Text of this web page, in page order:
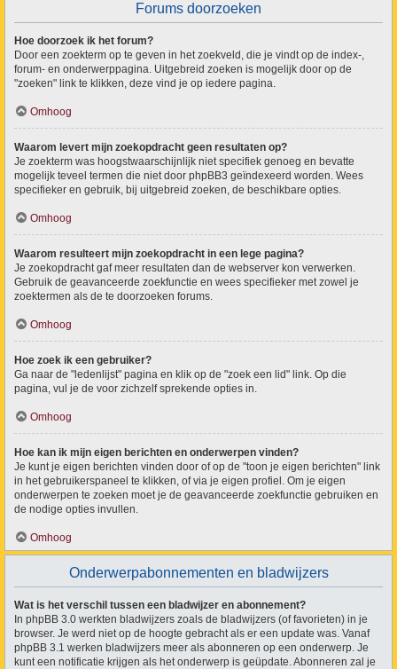
Forums doorzoeken
Hoe doorzoek ik het forum?
Door een zoekterm op te geven in het zoekveld, die je vindt op de index-,
forum- en onderwerppagina. Uitgebreid zoeken is mogelijk door op de
"zoeken" link te klikken, deze vind je op iedere pagina.
Omhoog
Waarom levert mijn zoekopdracht geen resultaten op?
Je zoekterm was hoogstwaarschijnlijk niet specifiek genoeg en bevatte
mogelijk teveel termen die niet door phpBB3 geïndexeerd worden. Wees
specifieker en gebruik, bij uitgebreid zoeken, de beschikbare opties.
Omhoog
Waarom resulteert mijn zoekopdracht in een lege pagina?
Je zoekopdracht gaf meer resultaten dan de webserver kon verwerken.
Gebruik de geavanceerde zoekfunctie en wees specifieker met zowel je
zoektermen als de te doorzoeken forums.
Omhoog
Hoe zoek ik een gebruiker?
Ga naar de "ledenlijst" pagina en klik op de "zoek een lid" link. Op die
pagina, vul je de voor zichzelf sprekende opties in.
Omhoog
Hoe kan ik mijn eigen berichten en onderwerpen vinden?
Je kunt je eigen berichten vinden door of op de "toon je eigen berichten" link
in het gebruikerspaneel te klikken, of via je eigen profiel. Om je eigen
onderwerpen te zoeken moet je de geavanceerde zoekfunctie gebruiken en
de nodige opties invullen.
Omhoog
Onderwerpabonnementen en bladwijzers
Wat is het verschil tussen een bladwijzer en abonnement?
In phpBB 3.0 werkten bladwijzers zoals de bladwijzers (of favorieten) in je
browser. Je werd niet op de hoogte gebracht als er een update was. Vanaf
phpBB 3.1 werken bladwijzers meer als abonneren op een onderwerp. Je
kunt een notificatie krijgen als het onderwerp is geüpdate. Abonneren zal je